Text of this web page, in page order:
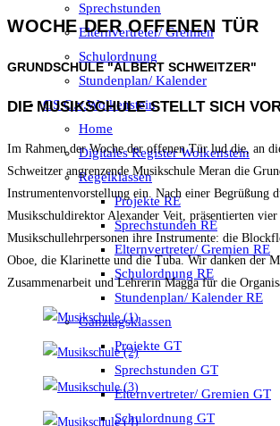
Sprechstunden
Elternvertreter/ Gremien
Schulordnung
Stundenplan/ Kalender
GS O.v.Wolkenstein
Home
Digitales Register Wolkenstein
Regelklassen
Projekte RE
Sprechstunden RE
Elternvertreter/ Gremien RE
Schulordnung RE
Stundenplan/ Kalender RE
Ganztagsklassen
Projekte GT
Sprechstunden GT
Elternvertreter/ Gremien GT
Schulordnung GT
WOCHE DER OFFENEN TÜR
GRUNDSCHULE "ALBERT SCHWEITZER"
DIE MUSIKSCHULE STELLT SICH
Im Rahmen der Woche der offenen Tür lud die, an
Schweitzer angrenzende Musikschule Meran die
Instrumentenvorstellung ein. Nach einer Begrüßung
Musikschuldirektor Alexander Veit, präsentierten vier
Musikschullehrpersonen ihre Instrumente: die
Oboe, die Klarinette und die Tuba. Wir danken der
Zusammenarbeit und Lehrerin Magga für die